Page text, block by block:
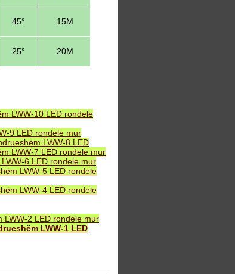
45° 15M
25° 20M
LWW-10 LED rondele
9 LED rondele mur
LWW-8 LED
LWW-7 LED rondele mur
6 LED rondele mur
LWW-5 LED rondele
LWW-4 LED rondele
LWW-2 LED rondele mur
LWW-1 LED